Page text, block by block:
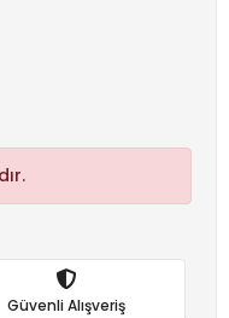
Güvenli Alışveriş